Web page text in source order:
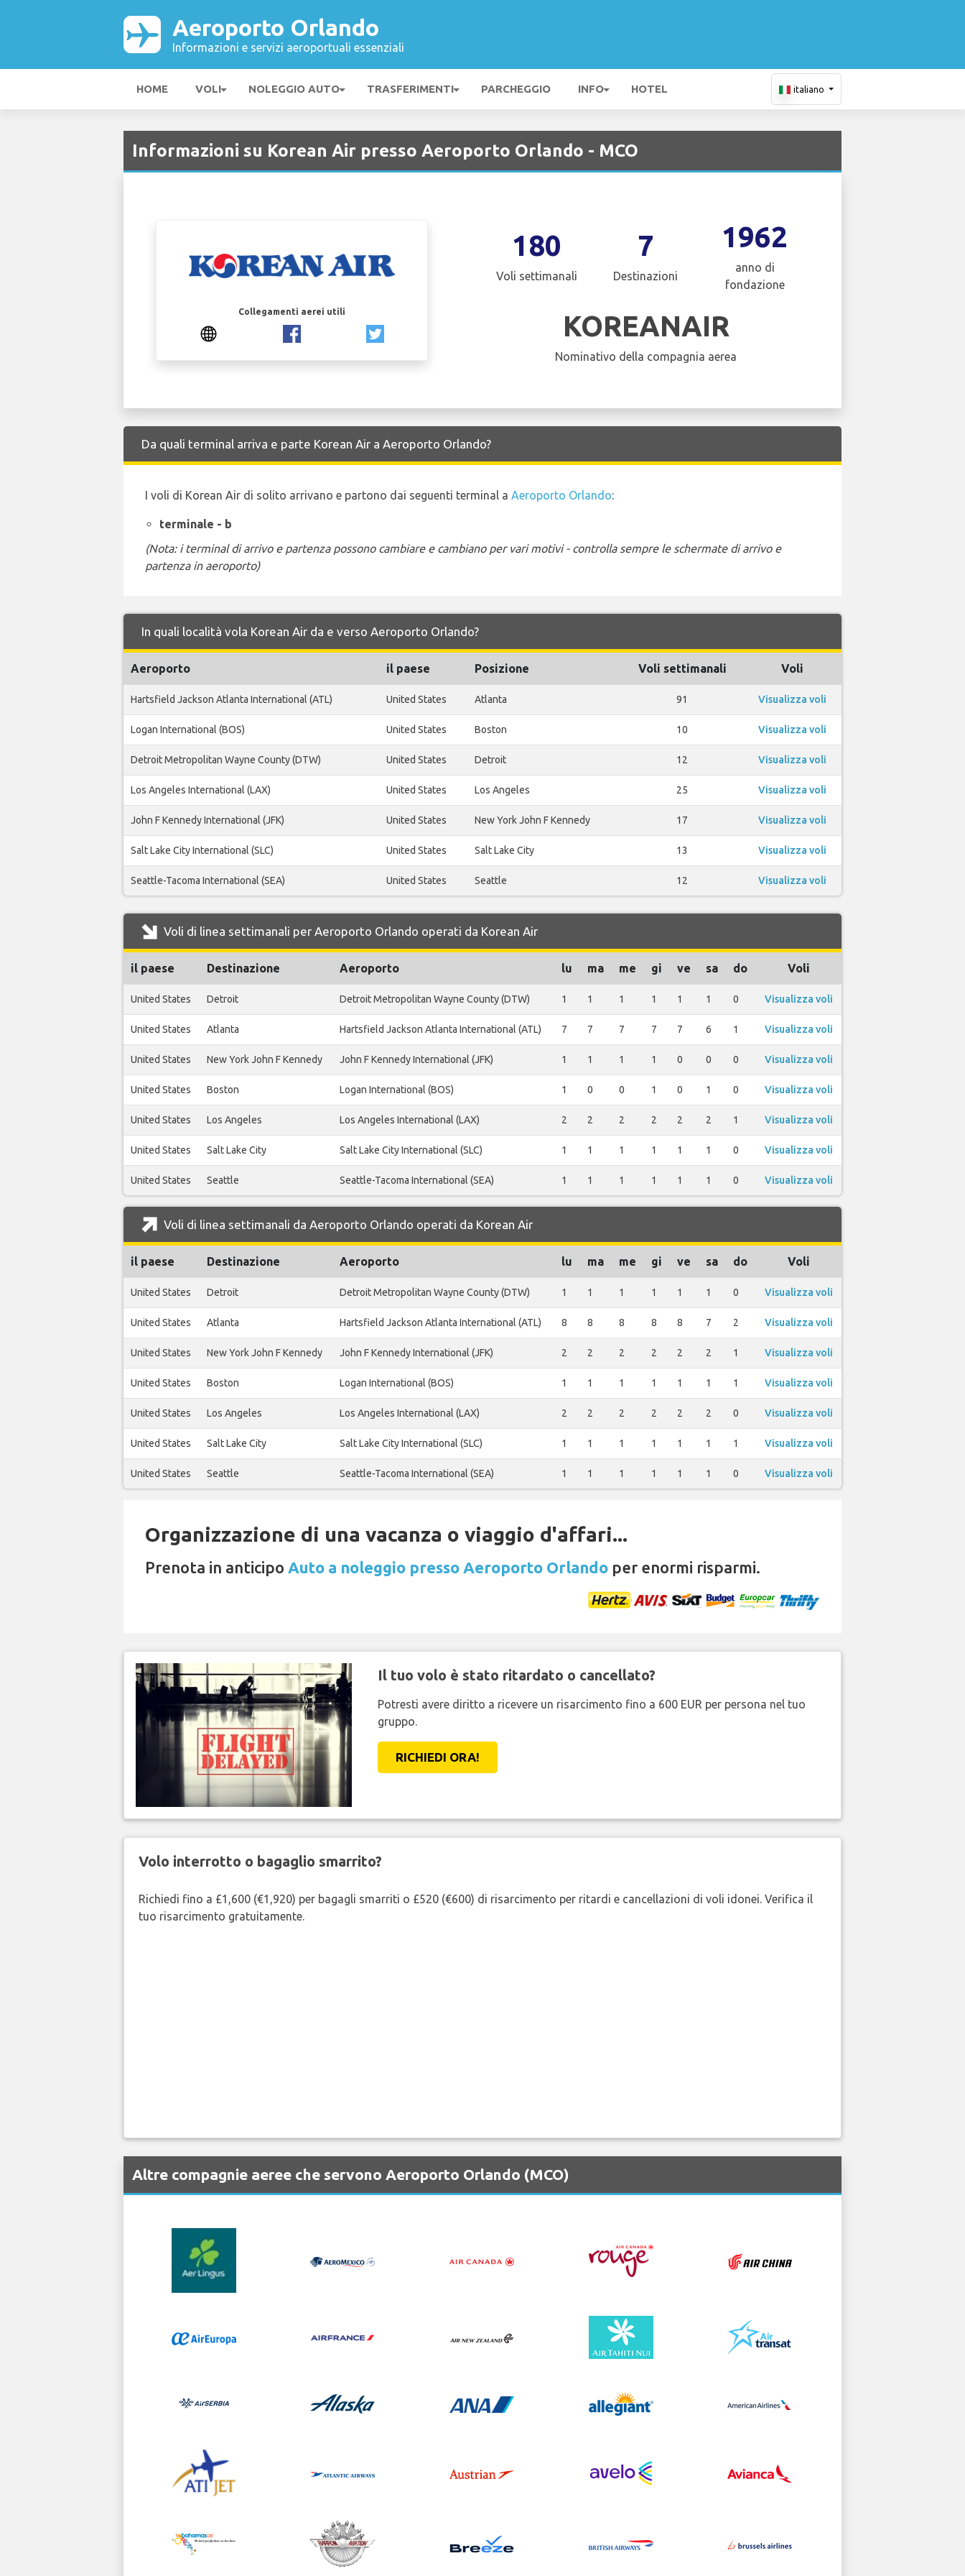
Aeroporto Orlando
Informazioni e servizi aeroportuali essenziali
HOME VOLI NOLEGGIO AUTO TRASFERIMENTI PARCHEGGIO INFO HOTEL italiano
Informazioni su Korean Air presso Aeroporto Orlando - MCO
Collegamenti aerei utili
180
Voli settimanali
7
Destinazioni
1962
anno di
fondazione
KOREANAIR
Nominativo della compagnia aerea
Da quali terminal arriva e parte Korean Air a Aeroporto Orlando?
I voli di Korean Air di solito arrivano e partono dai seguenti terminal a Aeroporto Orlando:
terminale - b
(Nota: i terminal di arrivo e partenza possono cambiare e cambiano per vari motivi - controlla sempre le schermate di arrivo e
partenza in aeroporto)
In quali località vola Korean Air da e verso Aeroporto Orlando?
Aeroporto il paese Posizione Voli settimanali Voli
Hartsfield Jackson Atlanta International (ATL) United States Atlanta 91 Visualizza voli
Logan International (BOS) United States Boston 10 Visualizza voli
Detroit Metropolitan Wayne County (DTW) United States Detroit 12 Visualizza voli
Los Angeles International (LAX) United States Los Angeles 25 Visualizza voli
John F Kennedy International (JFK) United States New York John F Kennedy 17 Visualizza voli
Salt Lake City International (SLC) United States Salt Lake City 13 Visualizza voli
Seattle-Tacoma International (SEA) United States Seattle 12 Visualizza voli
Voli di linea settimanali per Aeroporto Orlando operati da Korean Air
il paese Destinazione Aeroporto lu ma me gi ve sa do Voli
United States Detroit Detroit Metropolitan Wayne County (DTW) 1 1 1 1 1 1 0 Visualizza voli
United States Atlanta Hartsfield Jackson Atlanta International (ATL) 7 7 7 7 7 6 1 Visualizza voli
United States New York John F Kennedy John F Kennedy International (JFK) 1 1 1 1 0 0 0 Visualizza voli
United States Boston Logan International (BOS) 1 0 0 1 0 1 0 Visualizza voli
United States Los Angeles Los Angeles International (LAX) 2 2 2 2 2 2 1 Visualizza voli
United States Salt Lake City Salt Lake City International (SLC) 1 1 1 1 1 1 0 Visualizza voli
United States Seattle Seattle-Tacoma International (SEA) 1 1 1 1 1 1 0 Visualizza voli
Voli di linea settimanali da Aeroporto Orlando operati da Korean Air
il paese Destinazione Aeroporto lu ma me gi ve sa do Voli
United States Detroit Detroit Metropolitan Wayne County (DTW) 1 1 1 1 1 1 0 Visualizza voli
United States Atlanta Hartsfield Jackson Atlanta International (ATL) 8 8 8 8 8 7 2 Visualizza voli
United States New York John F Kennedy John F Kennedy International (JFK) 2 2 2 2 2 2 1 Visualizza voli
United States Boston Logan International (BOS) 1 1 1 1 1 1 1 Visualizza voli
United States Los Angeles Los Angeles International (LAX) 2 2 2 2 2 2 0 Visualizza voli
United States Salt Lake City Salt Lake City International (SLC) 1 1 1 1 1 1 1 Visualizza voli
United States Seattle Seattle-Tacoma International (SEA) 1 1 1 1 1 1 0 Visualizza voli
Organizzazione di una vacanza o viaggio d'affari...
Prenota in anticipo Auto a noleggio presso Aeroporto Orlando per enormi risparmi.
Il tuo volo è stato ritardato o cancellato?
Potresti avere diritto a ricevere un risarcimento fino a 600 EUR per persona nel tuo
gruppo.
RICHIEDI ORA!
Volo interrotto o bagaglio smarrito?
Richiedi fino a £1,600 (€1,920) per bagagli smarriti o £520 (€600) di risarcimento per ritardi e cancellazioni di voli idonei. Verifica il
tuo risarcimento gratuitamente.
Altre compagnie aeree che servono Aeroporto Orlando (MCO)